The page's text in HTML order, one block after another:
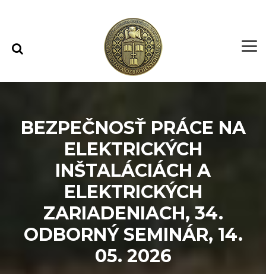
BEZPEČNOSŤ PRÁCE NA
ELEKTRICKÝCH
INŠTALÁCIÁCH A
ELEKTRICKÝCH
ZARIADENIACH, 34.
ODBORNÝ SEMINÁR, 14.
05. 2026